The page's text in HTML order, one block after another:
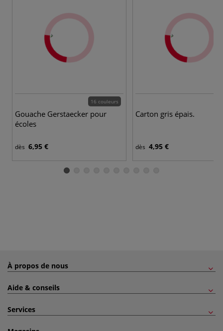
16 couleurs
Gouache Gerstaecker pour
écoles
dès 6,95 €
Carton gris épais.
dès 4,95 €
À propos de nous
Aide & conseils
Services